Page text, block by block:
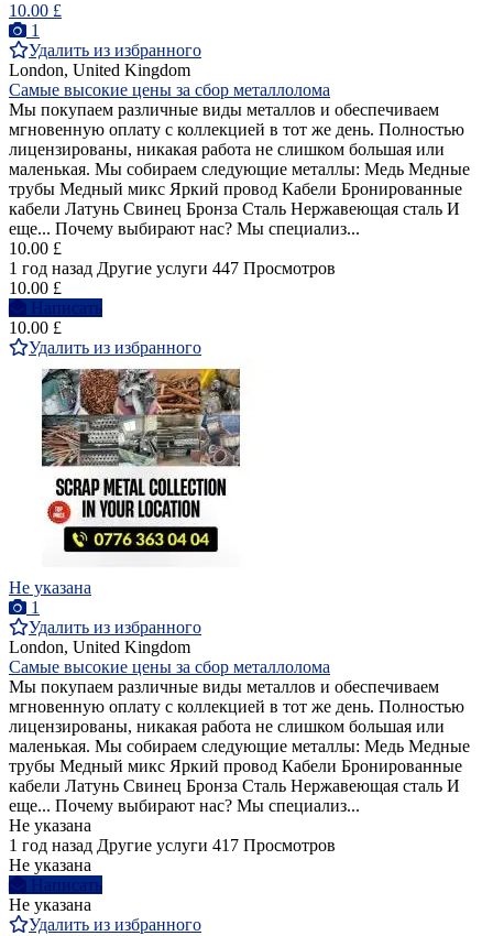
10.00 £
1
Удалить из избранного
London, United Kingdom
Самые высокие цены за сбор металлолома
Мы покупаем различные виды металлов и обеспечиваем
мгновенную оплату с коллекцией в тот же день. Полностью
лицензированы, никакая работа не слишком большая или
маленькая. Мы собираем следующие металлы: Медь Медные
трубы Медный микс Яркий провод Кабели Бронированные
кабели Латунь Свинец Бронза Сталь Нержавеющая сталь И
еще... Почему выбирают нас? Мы специализ...
10.00 £
1 год назад Другие услуги 447 Просмотров
10.00 £
Написать
10.00 £
Удалить из избранного
Не указана
1
Удалить из избранного
London, United Kingdom
Самые высокие цены за сбор металлолома
Мы покупаем различные виды металлов и обеспечиваем
мгновенную оплату с коллекцией в тот же день. Полностью
лицензированы, никакая работа не слишком большая или
маленькая. Мы собираем следующие металлы: Медь Медные
трубы Медный микс Яркий провод Кабели Бронированные
кабели Латунь Свинец Бронза Сталь Нержавеющая сталь И
еще... Почему выбирают нас? Мы специализ...
Не указана
1 год назад Другие услуги 417 Просмотров
Не указана
Написать
Не указана
Удалить из избранного